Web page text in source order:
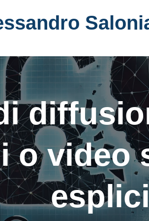
o video